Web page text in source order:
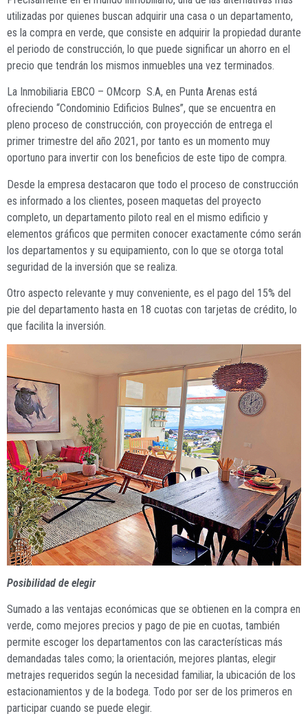
utilizadas por quienes buscan adquirir una casa o un departamento,
es la compra en verde, que consiste en adquirir la propiedad durante
el periodo de construcción, lo que puede significar un ahorro en el
precio que tendrán los mismos inmuebles una vez terminados.
La Inmobiliaria EBCO – OMcorp S.A, en Punta Arenas está
ofreciendo “Condominio Edificios Bulnes”, que se encuentra en
pleno proceso de construcción, con proyección de entrega el
primer trimestre del año 2021, por tanto es un momento muy
oportuno para invertir con los beneficios de este tipo de compra.
Desde la empresa destacaron que todo el proceso de construcción
es informado a los clientes, poseen maquetas del proyecto
completo, un departamento piloto real en el mismo edificio y
elementos gráficos que permiten conocer exactamente cómo serán
los departamentos y su equipamiento, con lo que se otorga total
seguridad de la inversión que se realiza.
Otro aspecto relevante y muy conveniente, es el pago del 15% del
pie del departamento hasta en 18 cuotas con tarjetas de crédito, lo
que facilita la inversión.
Posibilidad de elegir
Sumado a las ventajas económicas que se obtienen en la compra en
verde, como mejores precios y pago de pie en cuotas, también
permite escoger los departamentos con las características más
demandadas tales como; la orientación, mejores plantas, elegir
metrajes requeridos según la necesidad familiar, la ubicación de los
estacionamientos y de la bodega. Todo por ser de los primeros en
participar cuando se puede elegir.